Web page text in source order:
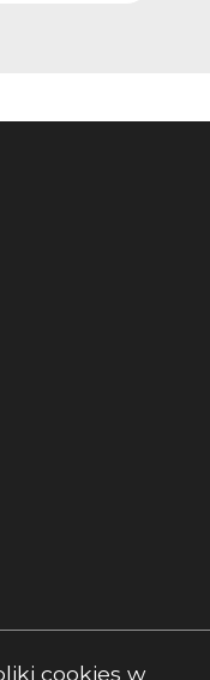
cookies w